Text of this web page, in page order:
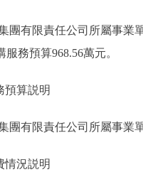
有限責任公司所屬事業單
務預算968.56萬元。
算説明
有限責任公司所屬事業
況説明